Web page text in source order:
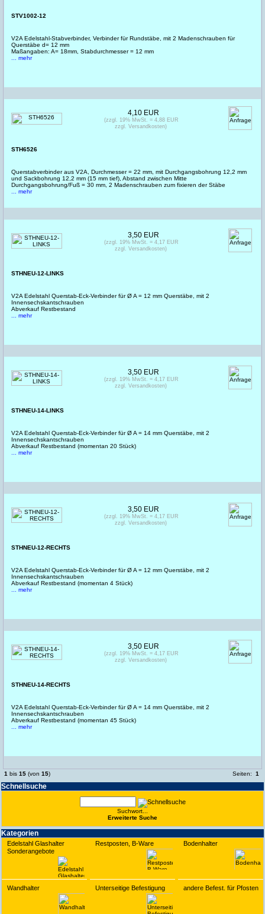
Schnell­suche
Suchwort...
Erwei­terte Suche
Kate­gorien
Edelstahl Glashalter
Sonderangebote
Restposten, B-Ware Bodenhalter
Wandhalter Unterseitige Befestigung andere Befest. für Pfosten
STV1002-12
V2A Edelstahl-Stabverbinder, Verbinder für Rundstäbe, mit 2 Madenschrauben für
Querstäbe d= 12 mm
Maßangaben: A= 18mm, Stabdurchmesser = 12 mm
... mehr
STH6526
Querstabverbinder aus V2A, Durchmesser = 22 mm, mit Durchgangsbohrung 12,2 mm
und Sackbohrung 12,2 mm (15 mm tief), Abstand zwischen Mitte
Durchgangsbohrung/Fuß = 30 mm, 2 Madenschrauben zum fixieren der Stäbe
... mehr
4,10 EUR
(zzgl. 19% MwSt. = 4,88 EUR
zzgl. Versandkosten)
STHNEU-12-LINKS
V2A Edelstahl Querstab-Eck-Verbinder für Ø A = 12 mm Querstäbe, mit 2
Innensechskantschrauben
Abverkauf Restbestand
... mehr
3,50 EUR
(zzgl. 19% MwSt. = 4,17 EUR
zzgl. Versandkosten)
STHNEU-14-LINKS
V2A Edelstahl Querstab-Eck-Verbinder für Ø A = 14 mm Querstäbe, mit 2
Innensechskantschrauben
Abverkauf Restbestand (momentan 20 Stück)
... mehr
3,50 EUR
(zzgl. 19% MwSt. = 4,17 EUR
zzgl. Versandkosten)
STHNEU-12-RECHTS
V2A Edelstahl Querstab-Eck-Verbinder für Ø A = 12 mm Querstäbe, mit 2
Innensechskantschrauben
Abverkauf Restbestand (momentan 4 Stück)
... mehr
3,50 EUR
(zzgl. 19% MwSt. = 4,17 EUR
zzgl. Versandkosten)
STHNEU-14-RECHTS
V2A Edelstahl Querstab-Eck-Verbinder für Ø A = 14 mm Querstäbe, mit 2
Innensechskantschrauben
Abverkauf Restbestand (momentan 45 Stück)
... mehr
3,50 EUR
(zzgl. 19% MwSt. = 4,17 EUR
zzgl. Versandkosten)
1 bis 15 (von 15) Seiten: 1